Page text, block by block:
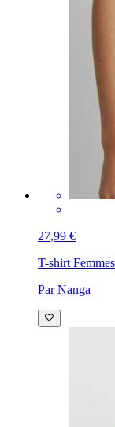
27,99 €
T-shirt Femme
Par Nanga